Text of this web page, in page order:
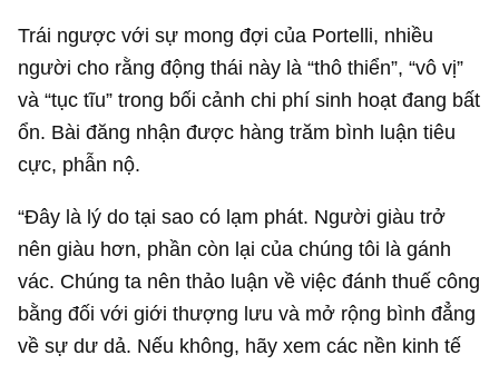
Trái ngược với sự mong đợi của Portelli, nhiều
người cho rằng động thái này là “thô thiển”, “vô vị”
và “tục tĩu” trong bối cảnh chi phí sinh hoạt đang bất
ổn. Bài đăng nhận được hàng trăm bình luận tiêu
cực, phẫn nộ.
“Đây là lý do tại sao có lạm phát. Người giàu trở
nên giàu hơn, phần còn lại của chúng tôi là gánh
vác. Chúng ta nên thảo luận về việc đánh thuế công
bằng đối với giới thượng lưu và mở rộng bình đẳng
về sự dư dả. Nếu không, hãy xem các nền kinh tế